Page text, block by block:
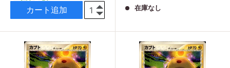
カート追加
価
在庫なし